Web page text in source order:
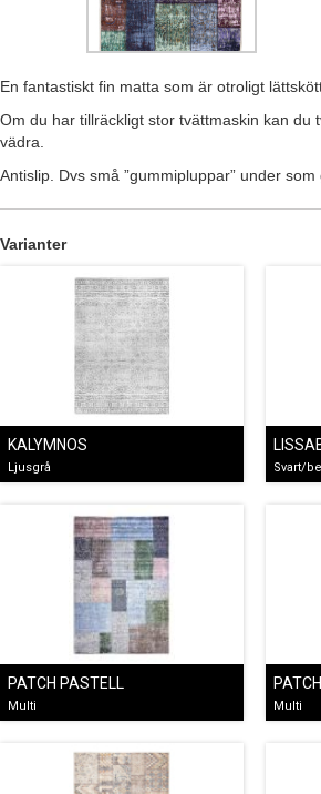
En fantastiskt fin matta som är otroligt
Om du har tillräckligt stor tvättmaskin kan
vädra.
Antislip. Dvs små ”gummipluppar” under
Varianter
KALYMNOS
Ljusgrå Svart/
PATCH PASTELL
Multi Multi